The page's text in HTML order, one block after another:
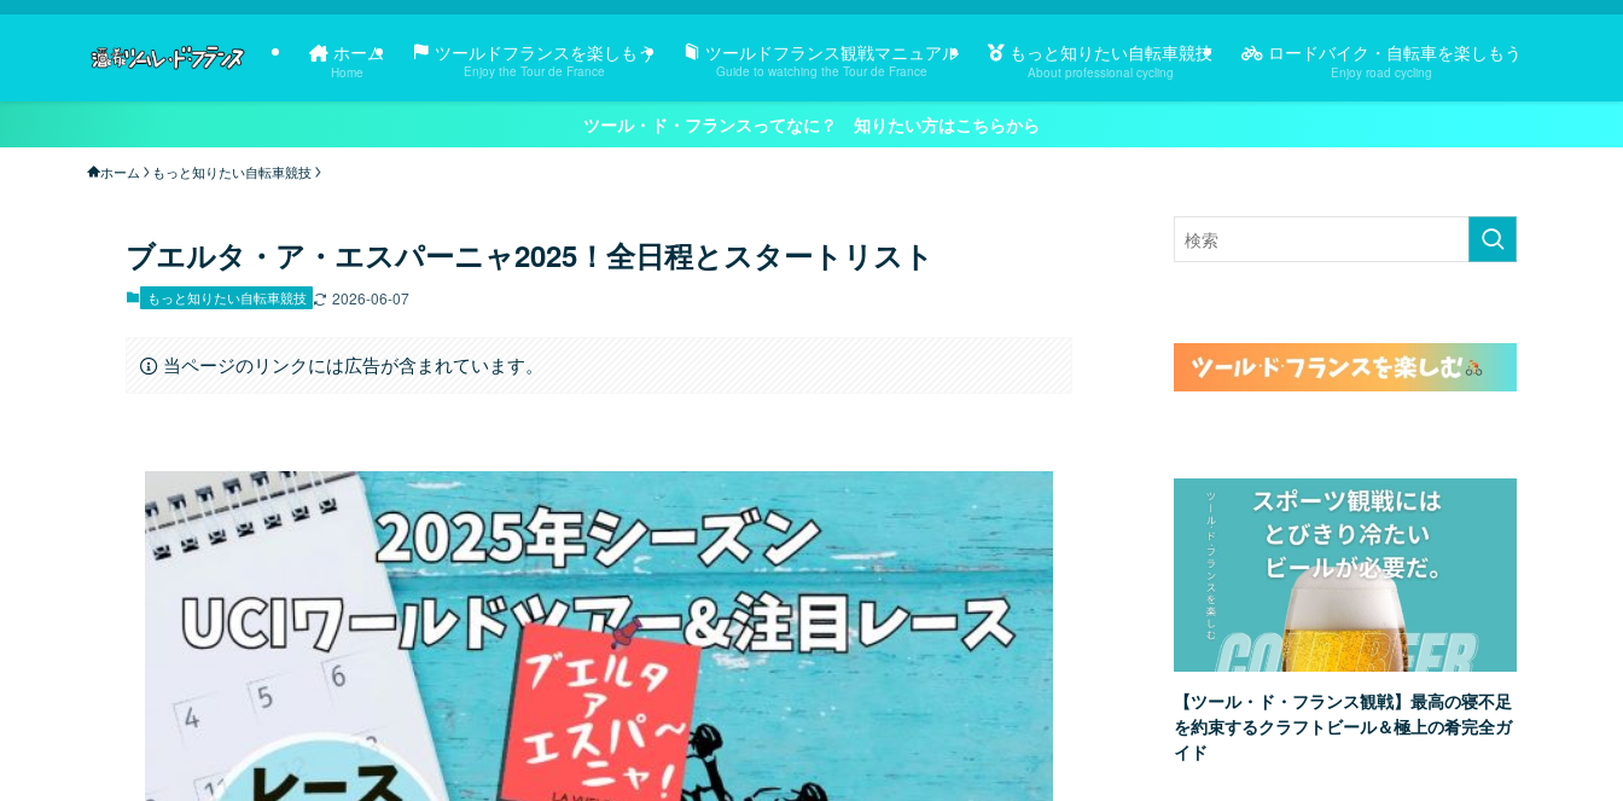
ホーム
Home
ツールドフランスを楽しもう
Enjoy the Tour de France
ツールドフランス観戦マニュアル
Guide to watching the Tour de France
もっと知りたい自転車競技
About professional cycling
ロードバイク・自転車を楽しもう
Enjoy road cycling
ツール・ド・フランスってなに？ 知りたい方はこちらから
ホーム もっと知りたい自転車競技
ブエルタ・ア・エスパーニャ2025！全日程とスタートリスト
もっと知りたい自転車競技 2026-06-07
当ページのリンクには広告が含まれています。
【ツール・ド・フランス観戦】最高の寝不足
を約束するクラフトビール＆極上の肴完全ガ
イド